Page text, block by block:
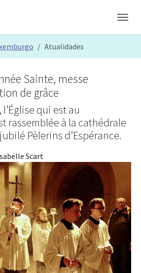
Atualidades
Sainte, messe
de grâce
qui est au
rassemblée à la cathédrale
Pèlerins d’Espérance.
Scart